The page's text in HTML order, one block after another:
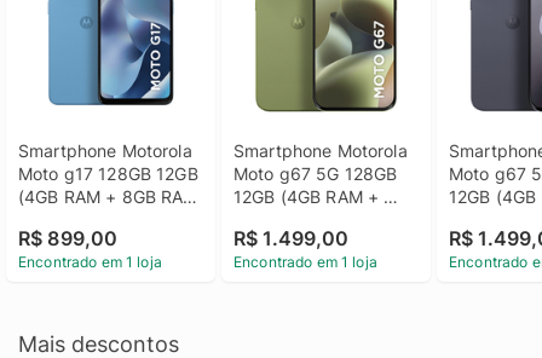
Smartphone Motorola
Moto g17 128GB 12GB
(4GB RAM + 8GB RAM
Sony Lytia 600, tela
FHD+ 60hz, bateria
R$ 899,00
Encontrado em 1 loja
Smartphone Motorola
Moto g67 5G 128GB
12GB (4GB RAM +
camera 50MP Sony
Lytia 600, tela 1.5K
R$ 1.499,00
Encontrado em 1 loja
Moto g67
12GB (4GB
camera
Lytia 600,
R$
Encontrado
Mais descontos